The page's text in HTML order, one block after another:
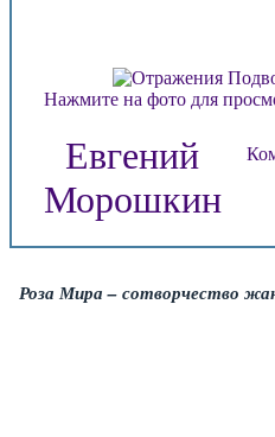
Нажмите на фото для
Евгений
Морошкин
Роза Мира – сотворчество